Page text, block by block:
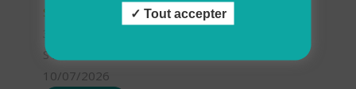
Stage (H/F)
STAGE
10/07/2026
Tout accepter